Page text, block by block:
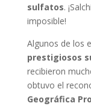
sulfatos.
imposible!
Algunos de los
prestigiosos
recibieron
obtuvo el
Geográfica